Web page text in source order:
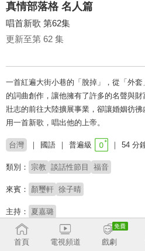
真情部落格 名人篇
唱首新歌 第62集
更新至第 62 集
一首紅遍大街小巷的「脫掉」，從「外
的詞曲創作，讓他擁有了許多的名聲與
壯志的前往大陸擴展事業，卻讓婚姻彷
用一首新歌，唱出他的上帝。
台灣 國語 普遍級 54 分
類別： 宗教 談話性節目 福音
來賓： 顏璽軒 徐子晴
主持： 夏嘉璐
講員：
首頁
電視頻道 戲劇